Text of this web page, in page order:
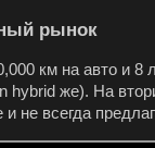
рынок
км на авто и
же). На
не всегда